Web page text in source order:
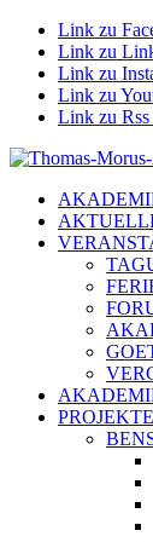
Link zu
Link zu
Link zu
Link zu
Link zu Rss
PROJEKTE